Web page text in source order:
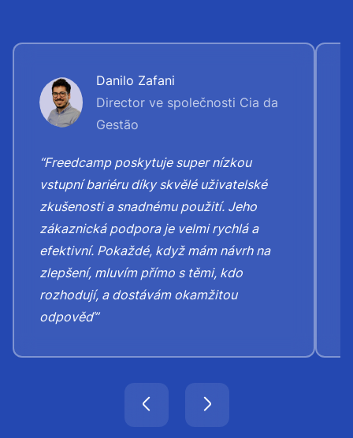
Danilo Zafani
Director ve společnosti Cia da
Gestão
“Freedcamp poskytuje super nízkou
vstupní bariéru díky skvělé uživatelské
zkušenosti a snadnému použití. Jeho
zákaznická podpora je velmi rychlá a
efektivní. Pokaždé, když mám návrh na
zlepšení, mluvím přímo s těmi, kdo
rozhodují, a dostávám okamžitou
odpověď”